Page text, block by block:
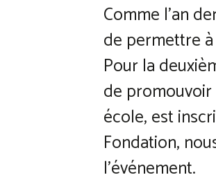
Comme l’an
de permettre
Pour la
de
école, est
Fondation,
l’événement.